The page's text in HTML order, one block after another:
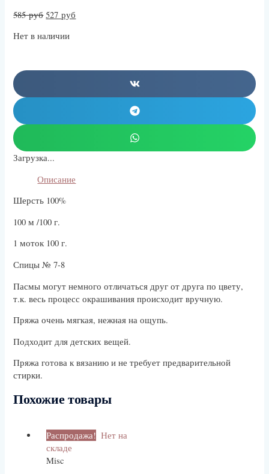
585руб 527руб
Нет в наличии
Загрузка...
Описание
Шерсть 100%
100 м /100 г.
1 моток 100 г.
Спицы № 7-8
Пасмы могут немного отличаться друг от друга по цвету,
т.к. весь процесс окрашивания происходит вручную.
Пряжа очень мягкая, нежная на ощупь.
Подходит для детских вещей.
Пряжа готова к вязанию и не требует предварительной
стирки.
Похожие товары
Распродажа! Нет на
складе
Misc